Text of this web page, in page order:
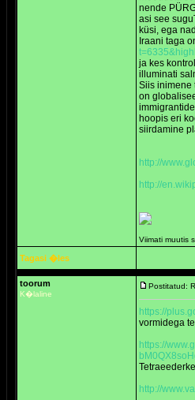
nende
asi see
küsi, ega
Iraani taga
ja kes
illuminati
Siis inimene
on
hoopis eri
siirdamine
http://
http://
Viimati muutis
Tagasi �les
toorum
K�laline
Postitatud:
https://
vormidega
https://
http://